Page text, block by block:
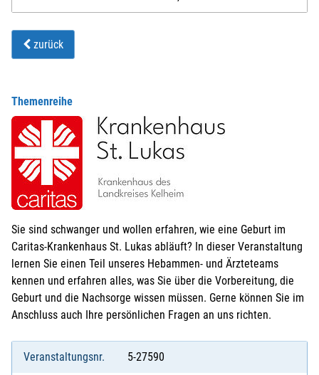
zurück
Themenreihe
Sie sind schwanger und wollen erfahren, wie eine Geburt im
Caritas-Krankenhaus St. Lukas abläuft? In dieser Veranstaltung
lernen Sie einen Teil unseres Hebammen- und Ärzteteams
kennen und erfahren alles, was Sie über die Vorbereitung, die
Geburt und die Nachsorge wissen müssen. Gerne können Sie im
Anschluss auch Ihre persönlichen Fragen an uns richten.
Veranstaltungsnr. 5-27590